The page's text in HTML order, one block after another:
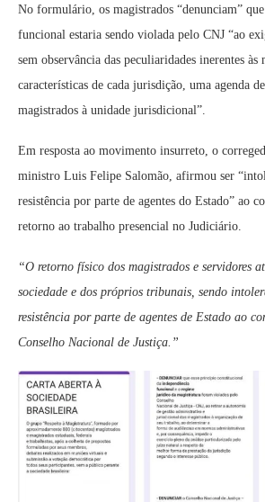
No formulário, os magistrados “denunciam”
funcional estaria sendo violada pelo CNJ “ao
sem observância das peculiaridades inerentes às
características de cada jurisdição, uma agenda
magistrados à unidade jurisdicional”.
Em resposta ao movimento insurreto, o
ministro Luis Felipe Salomão, afirmou ser
resistência por parte de agentes do Estado” ao
retorno ao trabalho presencial no Judiciário.
“O retorno físico dos magistrados e servidores
sociedade e dos próprios tribunais, sendo
resistência por parte de agentes de Estado ao
Conselho Nacional de Justiça.”